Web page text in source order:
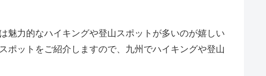
魅力的なハイキングや登山スポットが多いのが嬉しい
ポットをご紹介しますので、九州でハイキングや登山